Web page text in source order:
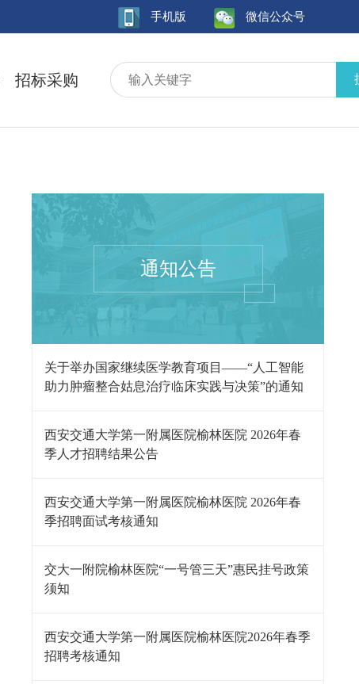
手机版 微信公众号
招标采购
通知公告
关于举办国家继续医学教育项目——“人工智能
助力肿瘤整合姑息治疗临床实践与决策”的通知
西安交通大学第一附属医院榆林医院 2026年春
季人才招聘结果公告
西安交通大学第一附属医院榆林医院 2026年春
季招聘面试考核通知
交大一附院榆林医院“一号管三天”惠民挂号政策
须知
西安交通大学第一附属医院榆林医院2026年春季
招聘考核通知